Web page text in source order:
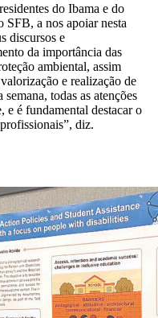
do Ibama e do
a nos apoiar nesta
discursos e
da importância das
ambiental, assim
e realização de
todas as atenções
e é fundamental destacar o
diz.